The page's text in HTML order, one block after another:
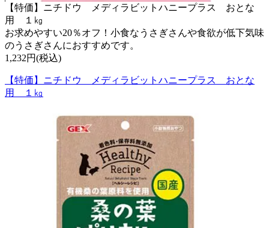
【特価】ニチドウ メディラビットハニープラス おとな
用 １㎏
お求めやすい20％オフ！小食なうさぎさんや食欲が低下気味
のうさぎさんにおすすめです。
1,232円(税込)
【特価】ニチドウ メディラビットハニープラス おとな
用 １㎏